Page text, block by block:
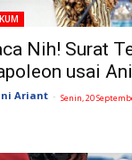
Nih! Surat
usai
Ariant - Senin, 20